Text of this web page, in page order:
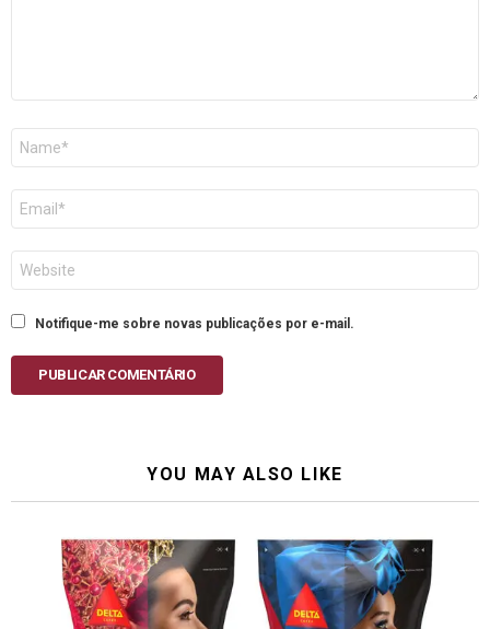
mail
Notifique-me sobre novas publicações por e-mail.
PUBLICAR COMENTÁRIO
YOU MAY ALSO LIKE